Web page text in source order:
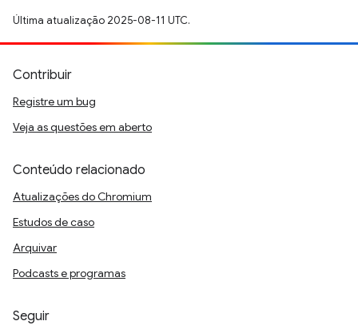
Última atualização 2025-08-11 UTC.
Contribuir
Registre um bug
Veja as questões em aberto
Conteúdo relacionado
Atualizações do Chromium
Estudos de caso
Arquivar
Podcasts e programas
Seguir